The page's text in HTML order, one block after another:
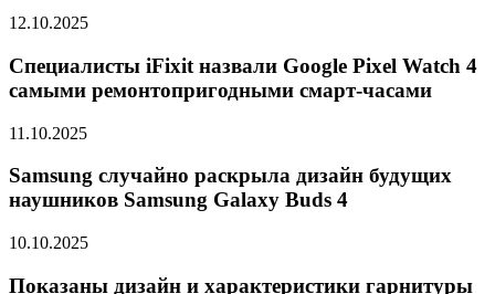
12.10.2025
Специалисты iFixit назвали Google Pixel Watch 4
самыми ремонтопригодными смарт-часами
11.10.2025
Samsung случайно раскрыла дизайн будущих
наушников Samsung Galaxy Buds 4
10.10.2025
Показаны дизайн и характеристики гарнитуры